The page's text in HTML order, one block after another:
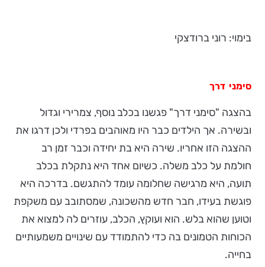
בימוי: רוני ברודצקי
סימני דרך
בהצגה "סימני דרך" פגשנו בכלב נוסף, צמרירי וגדול
ובשירה. אך הילדים כבר היו מאוהבים בפרדי ולכן דרגו את
ההצגה הזו אחריו. שירה היא בת יחידה וכבר זמן רב
חולמת על כלב משלה. כשיום אחד היא נתקלת בכלב
תועה, היא מרגישה שחלומה עומד להתגשם. בדרכה היא
פוגשת בעידו, חבר חדש מהשכונה, שמסתובב עם משקפת
וטוען שהוא בלש. הוא ועוקץ, הכלב, עוזרים לה למצוא את
הכוחות הטמונים בה כדי להתמודד עם שינויים משמעותיים
בחייה.